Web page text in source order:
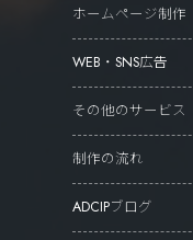
ホームページ制作
WEB・SNS広告
その他のサービス
制作の流れ
ADCIPブログ